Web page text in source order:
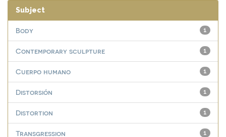
Subject
1
Body
1
Contemporary sculpture
1
Cuerpo humano
1
Distorsión
1
Distortion
1
Transgression